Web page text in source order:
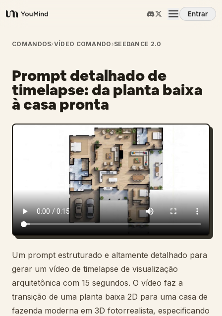
YouMind
Entrar
Visão Geral
Casos de Uso
Habilidades
Baixar
Blog
Atualizações
COMANDOS›VÍDEO COMANDO ›SEEDANCE 2.0
Prompt detalhado de
timelapse: da planta baixa
à casa pronta
Um prompt estruturado e altamente detalhado para
gerar um vídeo de timelapse de visualização
arquitetônica com 15 segundos. O vídeo faz a
transição de uma planta baixa 2D para uma casa de
fazenda moderna em 3D fotorrealista, especificando